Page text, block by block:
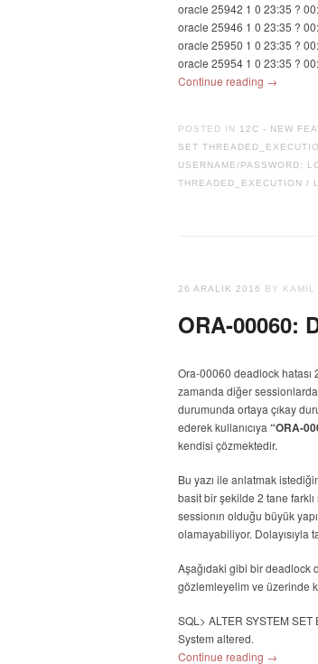
oracle 25942 1 0 23:35 ?
oracle 25946 1 0 23:35 ?
oracle 25950 1 0 23:35 ?
oracle 25954 1 0 23:35 ?
Continue reading →
POSTED IN 12C - NEW
SET
USERNAME/PASSWORD;
THREADED_EXECUTION /
26 ARALIK 2016 BY KAMIL
ORA-00060:
Ora-00060 deadlock hatası
zamanda diğer
durumunda ortaya çıkay
ederek kullanıcıya “ORA-
kendisi çözmektedir.
Bu yazı ile anlatmak
basit bir şekilde 2 tane
sessionın olduğu büyük
olamayabiliyor. Dolayısıyla
Aşağıdaki gibi bir deadlock
gözlemleyelim ve üzerinde
SQL> ALTER SYSTEM
System altered.
Continue reading →